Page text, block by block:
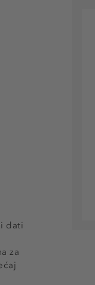
dati
za